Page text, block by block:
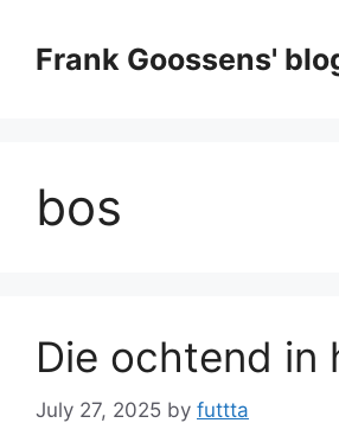
contentFrank Goossens'
bos
Die ochtend in
July 27, 2025 by futtta